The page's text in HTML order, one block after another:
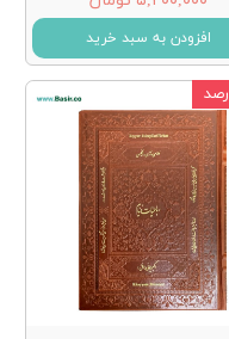
افزودن به سبد خرید